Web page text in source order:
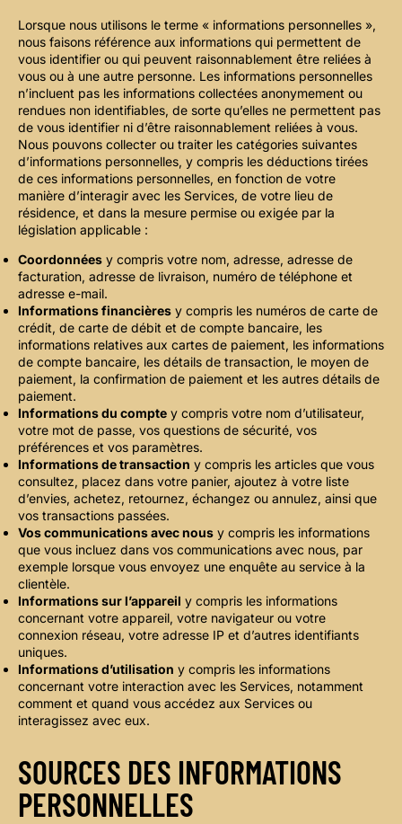
Lorsque nous utilisons le terme « informations personnelles »,
nous faisons référence aux informations qui permettent de
vous identifier ou qui peuvent raisonnablement être reliées à
vous ou à une autre personne. Les informations personnelles
n’incluent pas les informations collectées anonymement ou
rendues non identifiables, de sorte qu’elles ne permettent pas
de vous identifier ni d’être raisonnablement reliées à vous.
Nous pouvons collecter ou traiter les catégories suivantes
d’informations personnelles, y compris les déductions tirées
de ces informations personnelles, en fonction de votre
manière d’interagir avec les Services, de votre lieu de
résidence, et dans la mesure permise ou exigée par la
législation applicable :
Coordonnées y compris votre nom, adresse, adresse de
facturation, adresse de livraison, numéro de téléphone et
adresse e-mail.
Informations financières y compris les numéros de carte de
crédit, de carte de débit et de compte bancaire, les
informations relatives aux cartes de paiement, les informations
de compte bancaire, les détails de transaction, le moyen de
paiement, la confirmation de paiement et les autres détails de
paiement.
Informations du compte y compris votre nom d’utilisateur,
votre mot de passe, vos questions de sécurité, vos
préférences et vos paramètres.
Informations de transaction y compris les articles que vous
consultez, placez dans votre panier, ajoutez à votre liste
d’envies, achetez, retournez, échangez ou annulez, ainsi que
vos transactions passées.
Vos communications avec nous y compris les informations
que vous incluez dans vos communications avec nous, par
exemple lorsque vous envoyez une enquête au service à la
clientèle.
Informations sur l’appareil y compris les informations
concernant votre appareil, votre navigateur ou votre
connexion réseau, votre adresse IP et d’autres identifiants
uniques.
Informations d’utilisation y compris les informations
concernant votre interaction avec les Services, notamment
comment et quand vous accédez aux Services ou
interagissez avec eux.
SOURCES DES INFORMATIONS
PERSONNELLES